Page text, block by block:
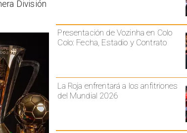
Presentación de Vozinha en Colo
Colo: Fecha, Estadio y Contrato
La Roja enfrentará a los anfitriones
del Mundial 2026
División